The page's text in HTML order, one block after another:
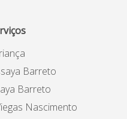
Barreto
Barreto
Nascimento